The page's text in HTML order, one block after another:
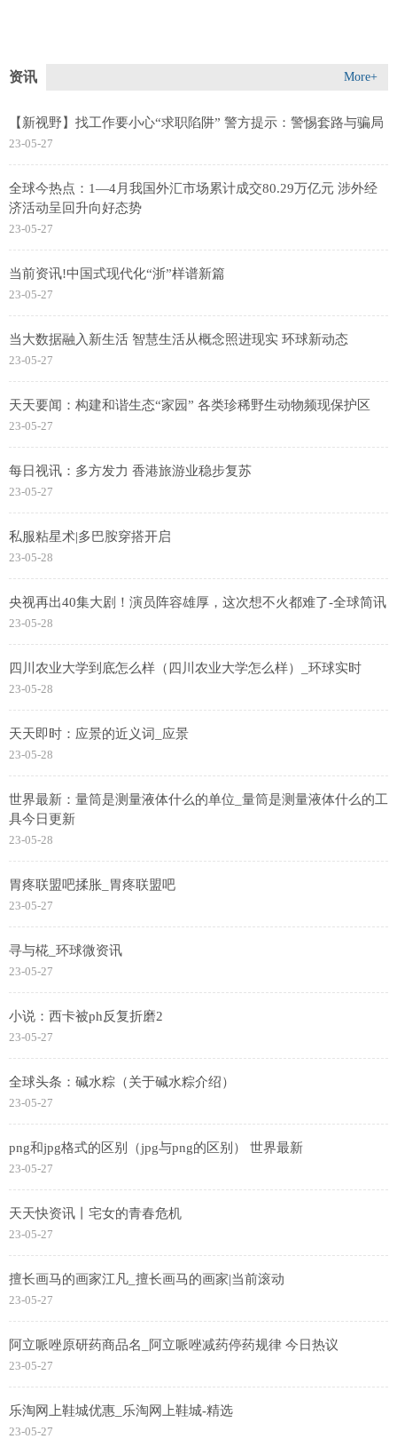
资讯 More+
【新视野】找工作要小心“求职陷阱” 警方提示：警惕套路与骗局
23-05-27
全球今热点：1—4月我国外汇市场累计成交80.29万亿元 涉外经
济活动呈回升向好态势
23-05-27
当前资讯!中国式现代化“浙”样谱新篇
23-05-27
当大数据融入新生活 智慧生活从概念照进现实 环球新动态
23-05-27
天天要闻：构建和谐生态“家园” 各类珍稀野生动物频现保护区
23-05-27
每日视讯：多方发力 香港旅游业稳步复苏
23-05-27
私服粘星术|多巴胺穿搭开启
23-05-28
央视再出40集大剧！演员阵容雄厚，这次想不火都难了-全球简讯
23-05-28
四川农业大学到底怎么样（四川农业大学怎么样）_环球实时
23-05-28
天天即时：应景的近义词_应景
23-05-28
世界最新：量筒是测量液体什么的单位_量筒是测量液体什么的工
具今日更新
23-05-28
胃疼联盟吧揉胀_胃疼联盟吧
23-05-27
寻与椛_环球微资讯
23-05-27
小说：西卡被ph反复折磨2
23-05-27
全球头条：碱水粽（关于碱水粽介绍）
23-05-27
png和jpg格式的区别（jpg与png的区别） 世界最新
23-05-27
天天快资讯丨宅女的青春危机
23-05-27
擅长画马的画家江凡_擅长画马的画家|当前滚动
23-05-27
阿立哌唑原研药商品名_阿立哌唑减药停药规律 今日热议
23-05-27
乐淘网上鞋城优惠_乐淘网上鞋城-精选
23-05-27